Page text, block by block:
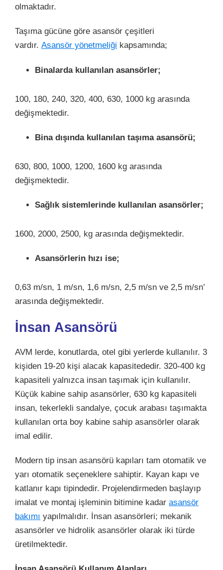
olmaktadır.
Taşıma gücüne göre asansör çeşitleri
vardır. Asansör yönetmeliği kapsamında;
Binalarda kullanılan asansörler;
100, 180, 240, 320, 400, 630, 1000 kg arasında
değişmektedir.
Bina dışında kullanılan taşıma asansörü;
630, 800, 1000, 1200, 1600 kg arasında
değişmektedir.
Sağlık sistemlerinde kullanılan asansörler;
1600, 2000, 2500, kg arasında değişmektedir.
Asansörlerin hızı ise;
0,63 m/sn, 1 m/sn, 1,6 m/sn, 2,5 m/sn ve 2,5 m/sn’
arasında değişmektedir.
İnsan Asansörü
AVM lerde, konutlarda, otel gibi yerlerde kullanılır. 3
kişiden 19-20 kişi alacak kapasitededir. 320-400 kg
kapasiteli yalnızca insan taşımak için kullanılır.
Küçük kabine sahip asansörler, 630 kg kapasiteli
insan, tekerlekli sandalye, çocuk arabası taşımakta
kullanılan orta boy kabine sahip asansörler olarak
imal edilir.
Modern tip insan asansörü kapıları tam otomatik ve
yarı otomatik seçeneklere sahiptir. Kayan kapı ve
katlanır kapı tipindedir. Projelendirmeden başlayıp
imalat ve montaj işleminin bitimine kadar asansör
bakımı yapılmalıdır. İnsan asansörleri; mekanik
asansörler ve hidrolik asansörler olarak iki türde
üretilmektedir.